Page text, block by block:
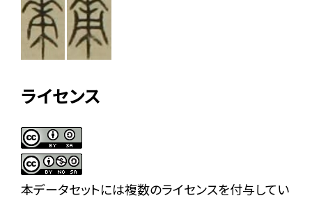
ライセンス
本データセットには複数のライセンスを付与してい